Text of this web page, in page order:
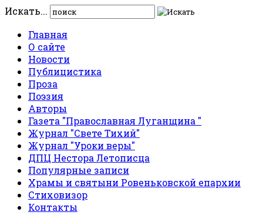
Искать...
Главная
О сайте
Новости
Публицистика
Проза
Поэзия
Авторы
Газета "Православная Луганщина "
Журнал "Свете Тихий"
Журнал "Уроки веры"
ДПЦ Нестора Летописца
Популярные записи
Храмы и святыни Ровеньковской епархии
Стиховизор
Контакты